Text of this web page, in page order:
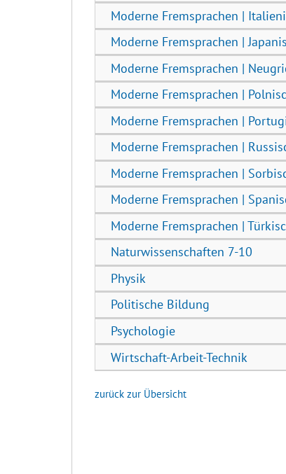
Moderne Fremsprachen |
Moderne Fremsprachen |
Moderne Fremsprachen |
Moderne Fremsprachen |
Moderne Fremsprachen |
Moderne Fremsprachen |
Moderne Fremsprachen |
Moderne Fremsprachen |
Moderne Fremsprachen |
Naturwissenschaften 7-10
Physik
Politische Bildung
Psychologie
Wirtschaft-Arbeit-Technik
zurück zur Übersicht